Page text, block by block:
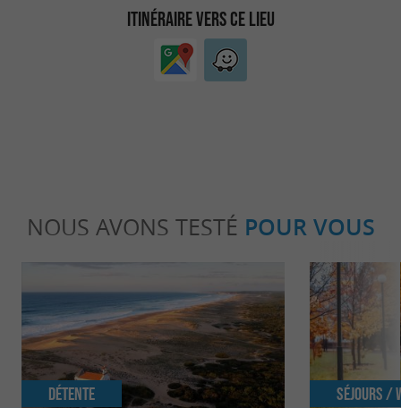
ITINÉRAIRE VERS CE LIEU
NOUS AVONS TESTÉ POUR VOUS
Détente Séjours /